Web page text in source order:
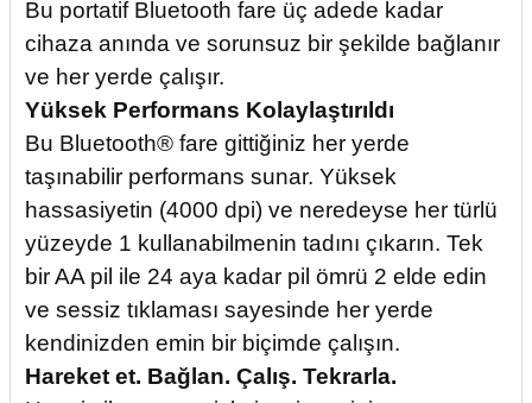
Bu portatif Bluetooth fare üç adede kadar
cihaza anında ve sorunsuz bir şekilde bağlanır
ve her yerde çalışır.
Yüksek Performans Kolaylaştırıldı
Bu Bluetooth® fare gittiğiniz her yerde
taşınabilir performans sunar. Yüksek
hassasiyetin (4000 dpi) ve neredeyse her türlü
yüzeyde 1 kullanabilmenin tadını çıkarın. Tek
bir AA pil ile 24 aya kadar pil ömrü 2 elde edin
ve sessiz tıklaması sayesinde her yerde
kendinizden emin bir biçimde çalışın.
Hareket et. Bağlan. Çalış. Tekrarla.